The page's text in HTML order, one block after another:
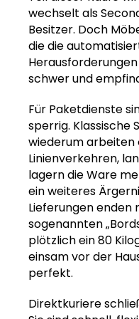
wechselt als
Besitzer. Doch
die die
schwer und
Für Paketdienste
sperrig. Klassische
wiederum
Linienverkehren,
lagern die Ware
ein weiteres
Lieferungen enden
sogenannten
plötzlich ein 80
einsam vor der
perfekt.
Direktkuriere